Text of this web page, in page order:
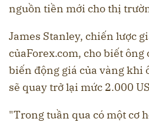
nguồn tiền mới cho thị
James Stanley, chiến lược
củaForex.com, cho biết
biến động giá của vàng khi
sẽ quay trở lại mức 2.000
"Trong tuần qua có một cơ